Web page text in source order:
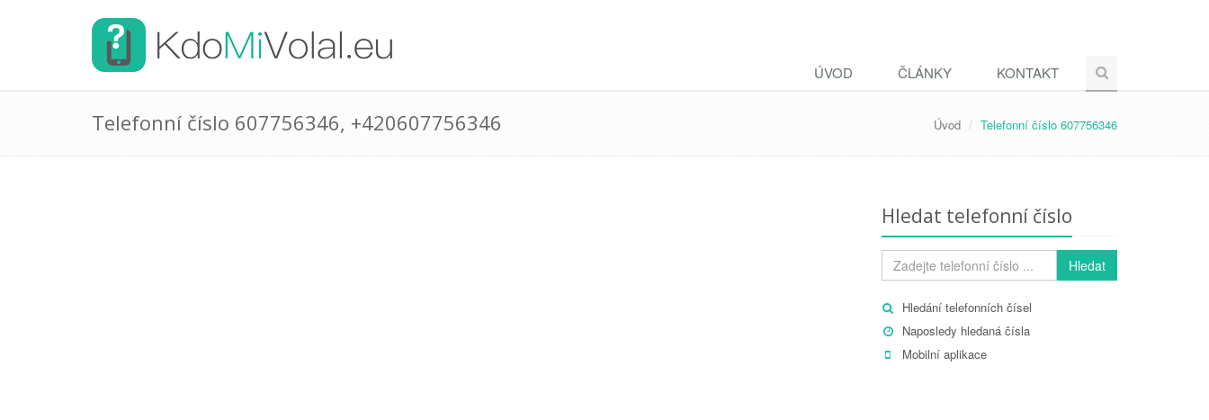
ÚVOD ČLÁNKY KONTAKT
Telefonní číslo 607756346, +420607756346 Úvod Telefonní číslo 607756346
Hledat telefonní číslo
Hledat
Hledání telefonních čísel
Naposledy hledaná čísla
Mobilní aplikace